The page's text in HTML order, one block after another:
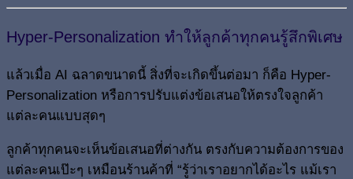
Hyper-Personalization ทำให้ลูกค้าทุกคนรู้สึกพิเศษ
แล้วเมื่อ AI ฉลาดขนาดนี้ สิ่งที่จะเกิดขึ้นต่อมา ก็คือ Hyper-
Personalization หรือการปรับแต่งข้อเสนอให้ตรงใจลูกค้า
แต่ละคนแบบสุดๆ
ลูกค้าทุกคนจะเห็นข้อเสนอที่ต่างกัน ตรงกับความต้องการของ
แต่ละคนเป๊ะๆ เหมือนร้านค้าที่ “รู้ว่าเราอยากได้อะไร แม้เรา